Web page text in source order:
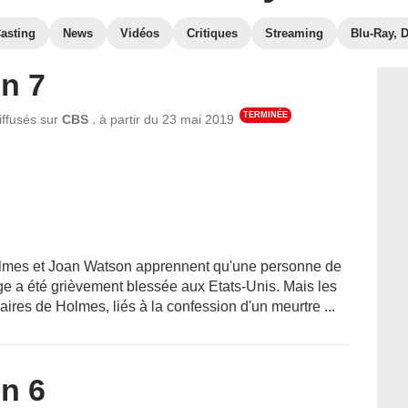
News Vidéos Critiques Streaming Blu-Ray,
7
sur CBS à partir du 23 mai 2019 TERMINÉE
et Joan Watson apprennent qu'une personne de
a été grièvement blessée aux Etats-Unis. Mais les
de Holmes, liés à la confession d'un meurtre ...
6